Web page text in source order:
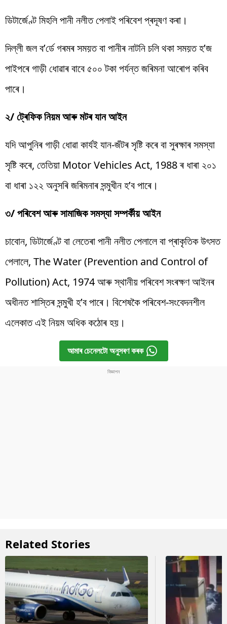
ডিটাৰ্জেণ্ট মিহলি পানী নলীত পেলাই পৰিবেশ প্ৰদূষণ কৰা।
দিল্লী জল ব’ৰ্ডে গৰমৰ সময়ত বা পানীৰ নাটনি চলি থকা সময়ত হ’জ
পাইপৰে গাড়ী ধোৱাৰ বাবে ৫০০ টকা পৰ্যন্ত জৰিমনা আৰোপ কৰিব
পাৰে।
২/ ট্ৰেফিক নিয়ম আৰু মটৰ যান আইন
যদি আপুনিৰ গাড়ী ধোৱা কাৰ্যই যান-জঁটৰ সৃষ্টি কৰে বা সুৰক্ষাৰ সমস্যা
সৃষ্টি কৰে, তেতিয়া Motor Vehicles Act, 1988 ৰ ধাৰা ২০১
বা ধাৰা ১২২ অনুসৰি জৰিমনাৰ সন্মুখীন হ’ব পাৰে।
৩/ পৰিবেশ আৰু সামাজিক সমস্যা সম্পৰ্কীয় আইন
চাবোন, ডিটাৰ্জেণ্ট বা লেতেৰা পানী নলীত পেলালে বা প্ৰাকৃতিক উৎসত
পেলালে, The Water (Prevention and Control of
Pollution) Act, 1974 আৰু স্থানীয় পৰিবেশ সংৰক্ষণ আইনৰ
অধীনত শাস্তিৰ সন্মুখী হ’ব পাৰে। বিশেষকৈ পৰিবেশ-সংবেদনশীল
এলেকাত এই নিয়ম অধিক কঠোৰ হয়।
আমাৰ চেনেলটো অনুসৰণ কৰক
Related Stories